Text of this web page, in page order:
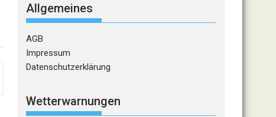
Allgemeines
AGB
Impressum
Datenschutzerklärung
Wetterwarnungen